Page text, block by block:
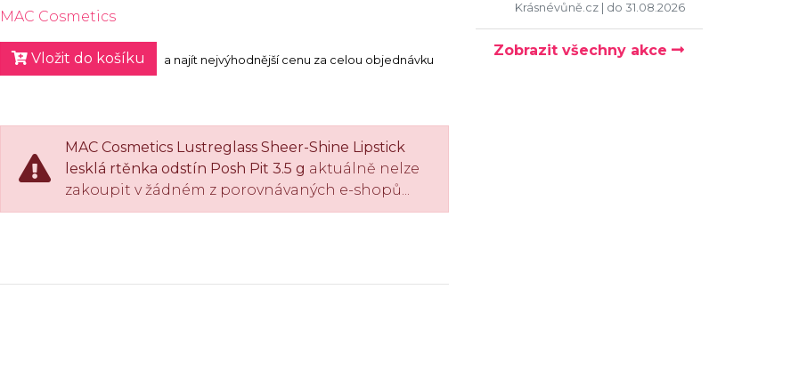
MAC Cosmetics
Vložit do košíku a najít nejvýhodnější cenu za celou objednávku
MAC Cosmetics Lustreglass Sheer-Shine Lipstick
lesklá rtěnka odstín Posh Pit 3.5 g aktuálně nelze
zakoupit v žádném z porovnávaných e-shopů...
Krásnévůně.cz | do 31.08.2026
Zobrazit všechny akce